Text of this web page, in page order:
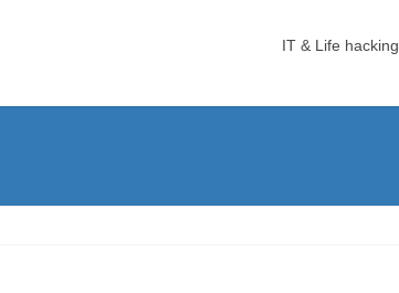
IT & Life hacking